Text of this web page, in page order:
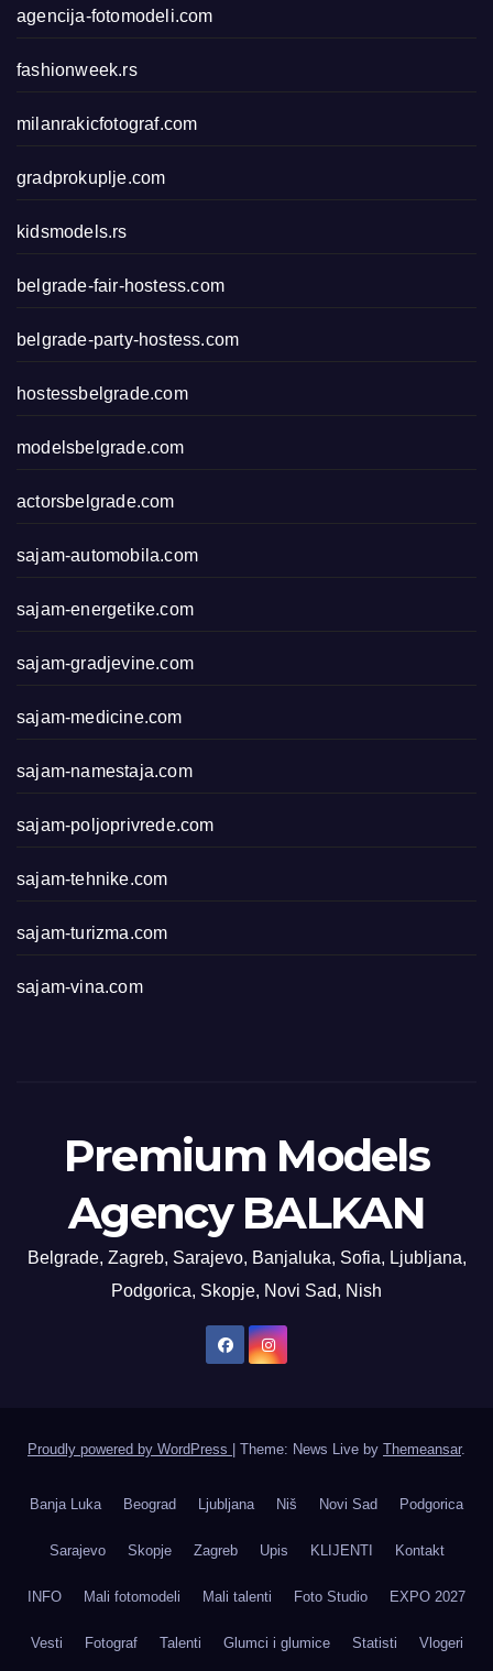
agencija-fotomodeli.com
fashionweek.rs
milanrakicfotograf.com
gradprokuplje.com
kidsmodels.rs
belgrade-fair-hostess.com
belgrade-party-hostess.com
hostessbelgrade.com
modelsbelgrade.com
actorsbelgrade.com
sajam-automobila.com
sajam-energetike.com
sajam-gradjevine.com
sajam-medicine.com
sajam-namestaja.com
sajam-poljoprivrede.com
sajam-tehnike.com
sajam-turizma.com
sajam-vina.com
Premium Models
Agency BALKAN
Belgrade, Zagreb, Sarajevo, Banjaluka, Sofia, Ljubljana,
Podgorica, Skopje, Novi Sad, Nish
Proudly powered by WordPress Theme: News Live by Themeansar.
Banja Luka Beograd Ljubljana Niš Novi Sad Podgorica
Sarajevo Skopje Zagreb Upis KLIJENTI Kontakt
INFO Mali fotomodeli Mali talenti Foto Studio EXPO 2027
Vesti Fotograf Talenti Glumci i glumice Statisti Vlogeri